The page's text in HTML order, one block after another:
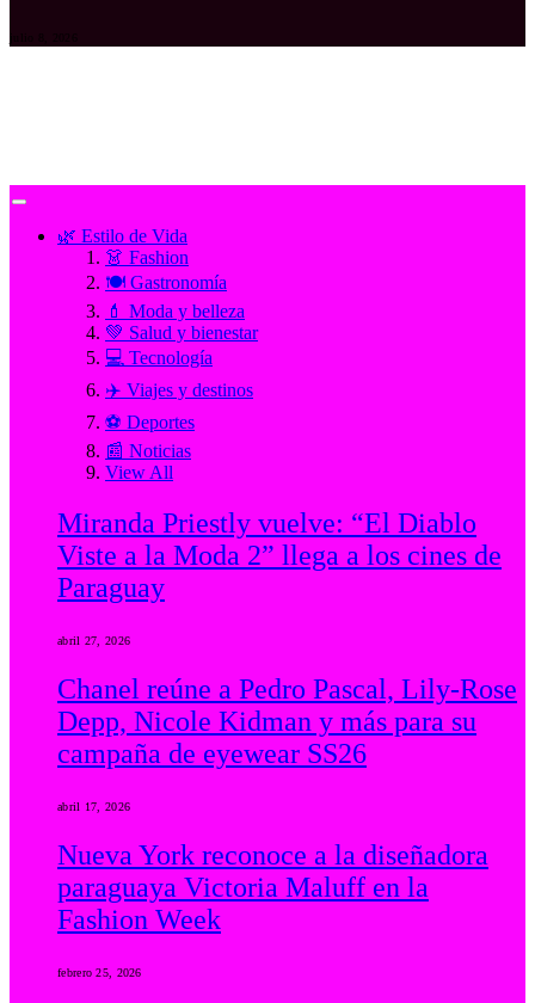
🌿 Estilo de Vida
👗 Fashion
🍽️ Gastronomía
💄 Moda y belleza
💚 Salud y bienestar
💻 Tecnología
✈️ Viajes y destinos
⚽ Deportes
📰 Noticias
View All
Miranda Priestly vuelve: “El Diablo
Viste a la Moda 2” llega a los cines de
Paraguay
abril 27, 2026
Chanel reúne a Pedro Pascal, Lily-Rose
Depp, Nicole Kidman y más para su
campaña de eyewear SS26
abril 17, 2026
Nueva York reconoce a la diseñadora
paraguaya Victoria Maluff en la
Fashion Week
febrero 25, 2026